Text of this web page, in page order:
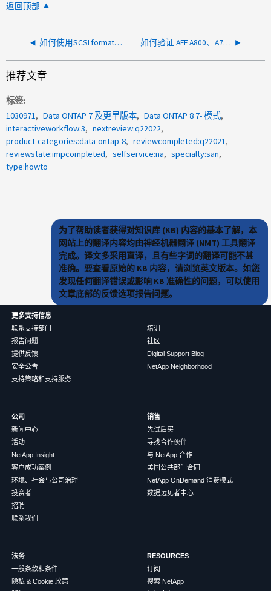
返回顶部
如何使用SCSI format命令准备要长时间关闭的SSD驱动器 如何验证 AFF A800、A70、A90 或 C80 系统上的驱动器缺失事件
推荐文章
标签
1030971
Data ONTAP 7 及更早版本
Data ONTAP 8 7- 模式
interactiveworkflow:3
nextreview:q22022
product-categories:data-ontap-8
reviewcompleted:q22021
reviewstate:impcompleted
selfservice:na
specialty:san
type:howto
为了帮助读者获得对知识库 (KB) 内容的基本了解，本
网站上的翻译内容均由神经机器翻译 (NMT) 工具翻译
完成。译文多采用直译，且有些字词的翻译可能不甚
准确。要查看原始的 KB 内容，请浏览英文版本。如您
发现任何翻译错误或影响 KB 准确性的问题，可以使用
文章底部的反馈选项报告问题。
更多支持信息
联系支持部门
报告问题
提供反馈
安全公告
支持策略和支持服务
培训
社区
Digital Support Blog
NetApp Neighborhood
公司
新闻中心
活动
NetApp Insight
客户成功案例
环境、社会与公司治理
投资者
招聘
联系我们
销售
先试后买
寻找合作伙伴
与 NetApp 合作
美国公共部门合同
NetApp OnDemand 消费模式
数据远见者中心
法务
一般条款和条件
隐私 & Cookie 政策
RESOURCES
订阅
搜索 NetApp